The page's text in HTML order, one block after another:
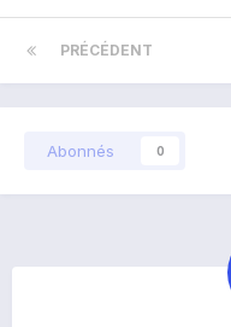
PRÉCÉDENT
Abonnés 0